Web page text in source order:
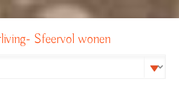
Sfeervol wonen